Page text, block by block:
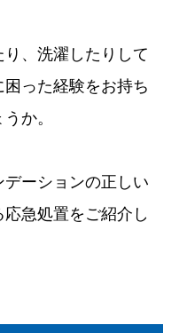
、洗濯したりして
った経験をお持ち
か。
ーションの正しい
急処置をご紹介し